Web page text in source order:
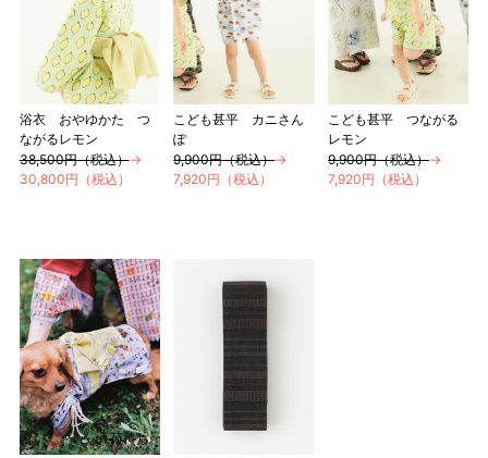
1 寸法は鯨尺（くじらじゃく）寸法です。もともと鯨のひげ
で作られた道具で測っていたので鯨尺と言います。
単位：１尺＝約38cm １寸＝約3.8cm １分＝約0.38cm
2 鯨尺寸法となりますので上表の cm はおおよその長さとな
ります。
浴衣 おやゆかた つ
ながるレモン
38,500円（税込）→
30,800円（税込）
こども甚平 カニさん
ぽ
9,900円（税込）→
7,920円（税込）
こども甚平 つながる
レモン
9,900円（税込）→
7,920円（税込）
入荷待ち